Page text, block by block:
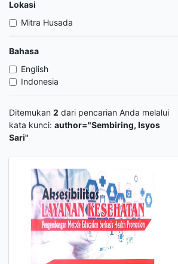
Lokasi
Mitra Husada
Bahasa
English
Indonesia
Ditemukan 2 dari pencarian Anda melalui
kata kunci: author="Sembiring, Isyos
Sari"